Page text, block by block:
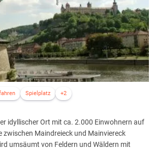
Kindergerichte runden das Programm für
auch als Familienzimmer geeignet.
Spielplatz +2
idyllischer Ort mit ca. 2.000 Einwohnern auf
zwischen Maindreieck und Mainviereck
umsäumt von Feldern und Wäldern mit